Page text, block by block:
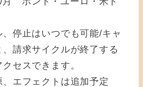
、停止はいつでも可能/キャ
、請求サイクルが終了する
セスできます。
エフェクトは追加予定